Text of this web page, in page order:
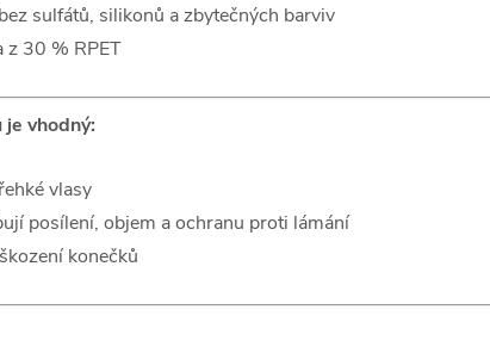
sulfátů, silikonů a zbytečných barviv
z 30 % RPET
vhodný:
vlasy
posílení, objem a ochranu proti lámání
konečků